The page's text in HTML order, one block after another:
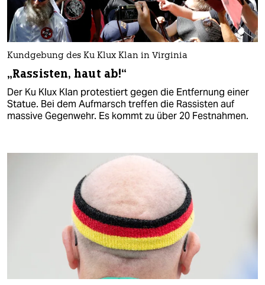
Kundgebung des Ku Klux Klan in Virginia
„Rassisten, haut ab!“
Der Ku Klux Klan protestiert gegen die Entfernung einer
Statue. Bei dem Aufmarsch treffen die Rassisten auf
massive Gegenwehr. Es kommt zu über 20 Festnahmen.